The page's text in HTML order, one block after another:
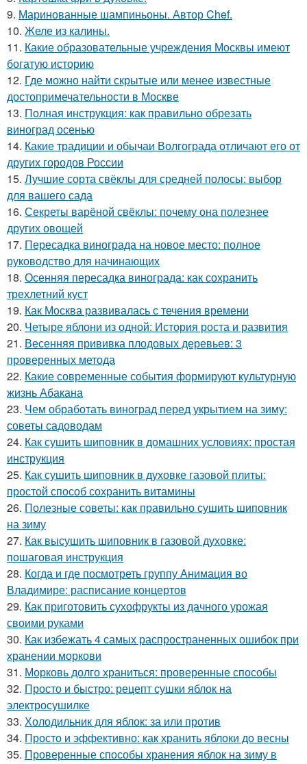
9. Маринованные шампиньоны. Автор Chef.
10. Желе из калины.
11. Какие образовательные учреждения Москвы имеют
богатую историю
12. Где можно найти скрытые или менее известные
достопримечательности в Москве
13. Полная инструкция: как правильно обрезать
виноград осенью
14. Какие традиции и обычаи Волгограда отличают его от
других городов России
15. Лучшие сорта свёклы для средней полосы: выбор
для вашего сада
16. Секреты варёной свёклы: почему она полезнее
других овощей
17. Пересадка винограда на новое место: полное
руководство для начинающих
18. Осенняя пересадка винограда: как сохранить
трехлетний куст
19. Как Москва развивалась с течения времени
20. Четыре яблони из одной: История роста и развития
21. Весенняя прививка плодовых деревьев: 3
проверенных метода
22. Какие современные события формируют культурную
жизнь Абакана
23. Чем обработать виноград перед укрытием на зиму:
советы садоводам
24. Как сушить шиповник в домашних условиях: простая
инструкция
25. Как сушить шиповник в духовке газовой плиты:
простой способ сохранить витамины
26. Полезные советы: как правильно сушить шиповник
на зиму
27. Как высушить шиповник в газовой духовке:
пошаговая инструкция
28. Когда и где посмотреть группу Анимация во
Владимире: расписание концертов
29. Как приготовить сухофрукты из дачного урожая
своими руками
30. Как избежать 4 самых распространенных ошибок при
хранении моркови
31. Морковь долго храниться: проверенные способы
32. Просто и быстро: рецепт сушки яблок на
электросушилке
33. Холодильник для яблок: за или против
34. Просто и эффективно: как хранить яблоки до весны
35. Проверенные способы хранения яблок на зиму в